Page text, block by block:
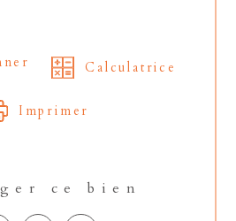
Calculatrice
Imprimer
ce bien